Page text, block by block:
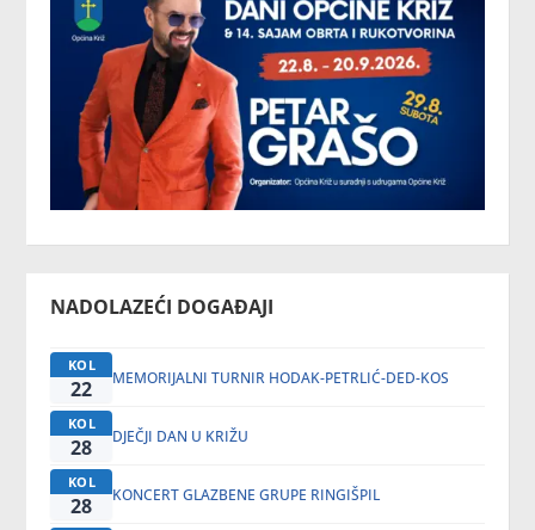
NADOLAZEĆI DOGAĐAJI
KOL
22 MEMORIJALNI TURNIR HODAK-PETRLIĆ-DED-KOS
KOL
28 DJEČJI DAN U KRIŽU
KOL
28 KONCERT GLAZBENE GRUPE RINGIŠPIL